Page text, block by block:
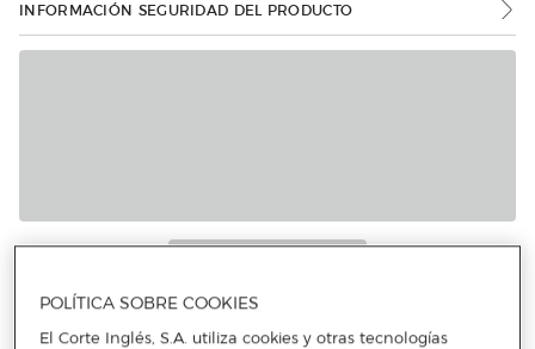
INFORMACIÓN SEGURIDAD DEL PRODUCTO
POLÍTICA SOBRE COOKIES
El Corte Inglés, S.A. utiliza cookies y otras tecnologías